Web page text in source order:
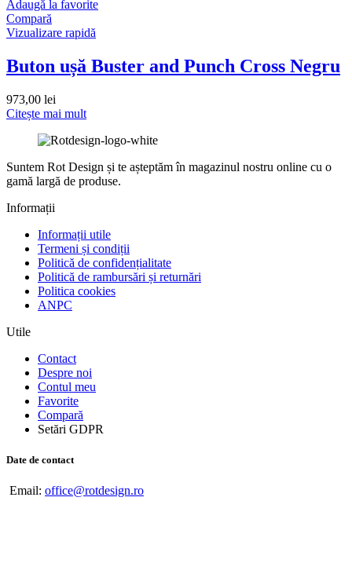
Adaugă la favorite
Compară
Vizualizare rapidă
Buton ușă Buster and Punch Cross Negru
973,00 lei
Citește mai mult
Suntem Rot Design și te așteptăm în magazinul nostru online cu o
gamă largă de produse.
Informații
Informații utile
Termeni și condiții
Politică de confidențialitate
Politică de rambursări și returnări
Politica cookies
ANPC
Utile
Contact
Despre noi
Contul meu
Favorite
Compară
Setări GDPR
Date de contact
Email: office@rotdesign.ro